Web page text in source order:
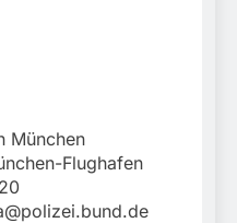
München
Flughafen